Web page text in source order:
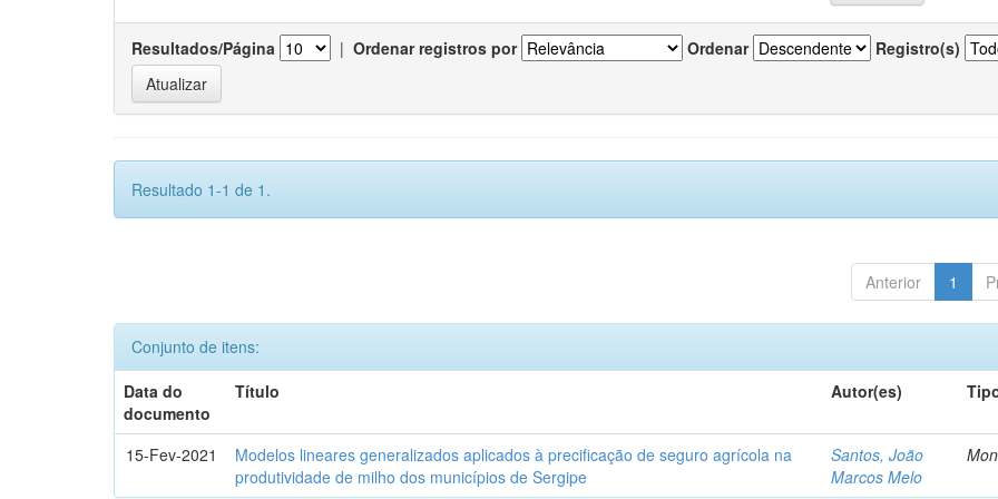
Resultados/Página | Ordenar registros por Ordenar Registro(s)
Resultado 1-1 de 1.
Anterior 1
Conjunto de itens:
Data do
documento
Título Autor(es)
15-Fev-2021
Modelos lineares generalizados aplicados à precificação de seguro agrícola na
produtividade de milho dos municípios de Sergipe
Santos, João
Marcos Melo